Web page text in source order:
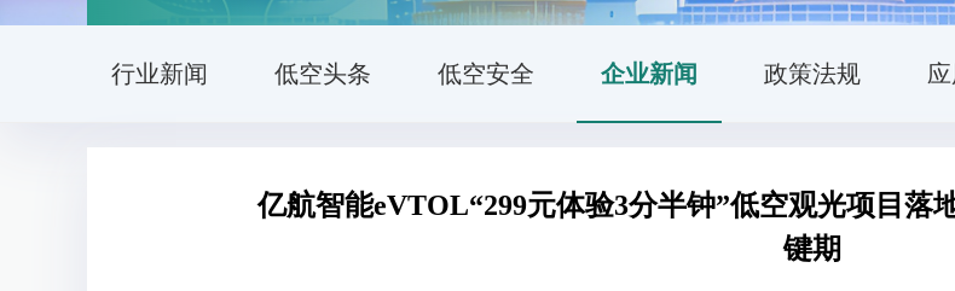
行业新闻 低空头条 低空安全 企业新闻 政策法规
亿航智能eVTOL“299元体验3分半钟”低空观光项目落
键期